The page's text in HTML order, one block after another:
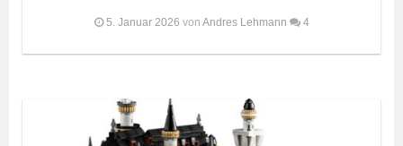
5. Januar 2026 von Andres Lehmann 4